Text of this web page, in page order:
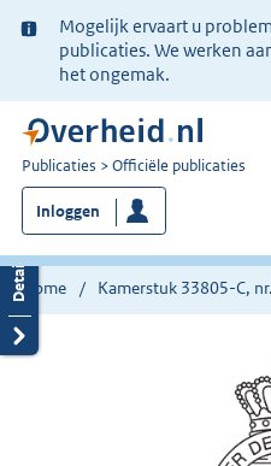
Ter
informatie:
Mogelijk ervaart u
publicaties. We werken
het ongemak.
U
bent
nu
hier:
Publicaties Officiële publicaties
Inloggen
Home Kamerstuk 33805-C,